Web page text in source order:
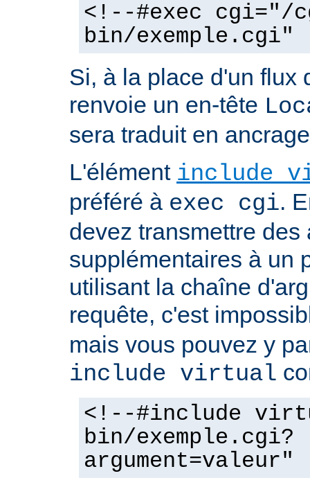
<!--#exec cgi="/
bin/exemple.cgi"
Si, à la place d'un flux
renvoie un en-tête
sera traduit en
L'élément include
préféré à exec cgi.
devez transmettre des
supplémentaires à un
utilisant la chaîne
requête, c'est
mais vous pouvez y
include virtual
<!--#include
bin/exemple.cgi?
argument=valeur"